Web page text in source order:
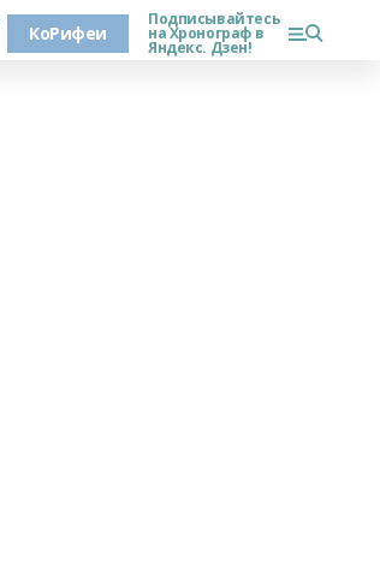
КоРифеи
Подписывайтесь
на Хронограф в
Яндекс. Дзен!